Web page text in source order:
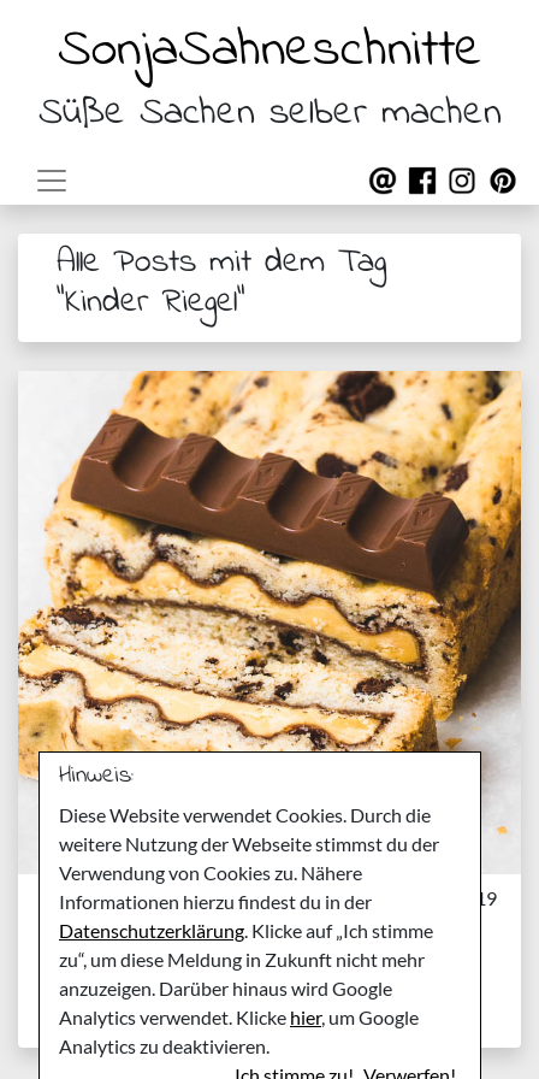
SonjaSahneschnitte
Süße Sachen selber machen
Alle Posts mit dem Tag
"Kinder Riegel"
Dienstag, 12. März 2019
Rezept: Kinderriegel
Cookiebars alla Pick-Up
Hinweis:
Diese Website verwendet Cookies. Durch die
weitere Nutzung der Webseite stimmst du der
Verwendung von Cookies zu. Nähere
Informationen hierzu findest du in der
Datenschutzerklärung. Klicke auf „Ich stimme
zu“, um diese Meldung in Zukunft nicht mehr
anzuzeigen. Darüber hinaus wird Google
Analytics verwendet. Klicke hier, um Google
Analytics zu deaktivieren.